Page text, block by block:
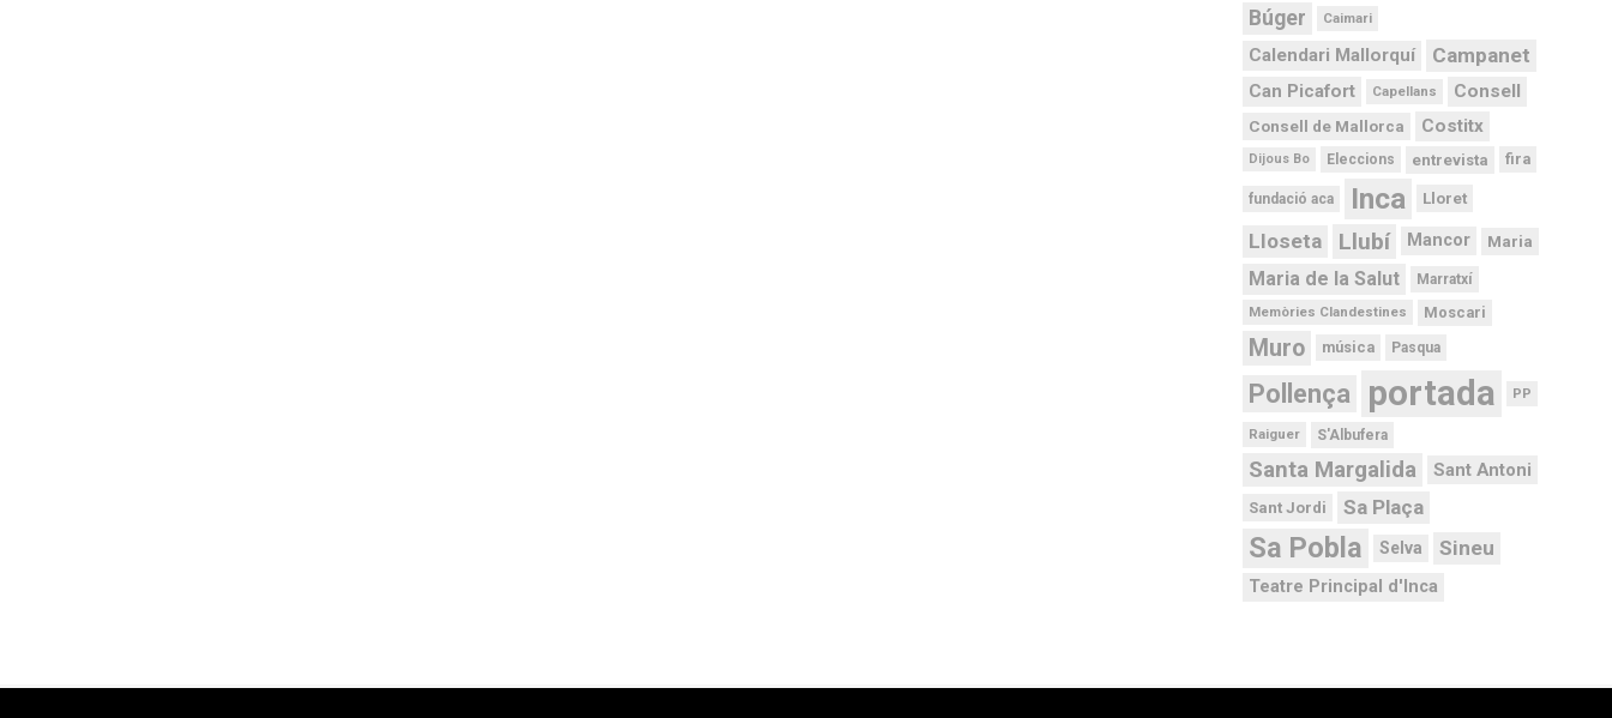
Búger Caimari
Calendari Mallorquí Campanet
Can Picafort Capellans Consell
Consell de Mallorca Costitx
Dijous Bo Eleccions entrevista fira
fundació aca Inca Lloret
Lloseta Llubí Mancor Maria
Maria de la Salut
Marratxí
Memòries Clandestines
Moscari
Muro música Pasqua
Pollença portada PP
Raiguer S'Albufera
Santa Margalida Sant Antoni
Sant Jordi Sa Plaça
Sa Pobla Selva Sineu
Teatre Principal d'Inca